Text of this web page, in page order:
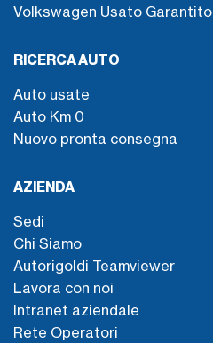
Volkswagen Usato Garantito
RICERCA AUTO
Auto usate
Auto Km 0
Nuovo pronta consegna
AZIENDA
Sedi
Chi Siamo
Autorigoldi Teamviewer
Lavora con noi
Intranet aziendale
Rete Operatori